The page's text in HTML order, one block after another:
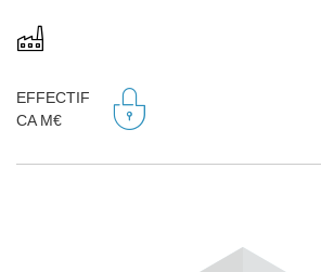
EFFECTIF
CA M€